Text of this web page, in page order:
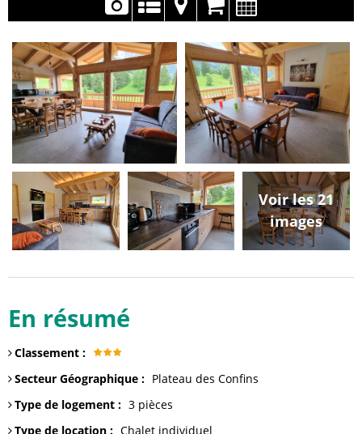
Voir les 21
images
En résumé
Classement :
Secteur Géographique : Plateau des Confins
Type de logement : 3 pièces
Type de location : Chalet individuel